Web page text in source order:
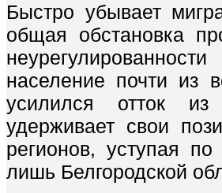
Быстро убывает
общая обстановка
население почти из
усилился отток из
удерживает свои
регионов, уступая
лишь Белгородской